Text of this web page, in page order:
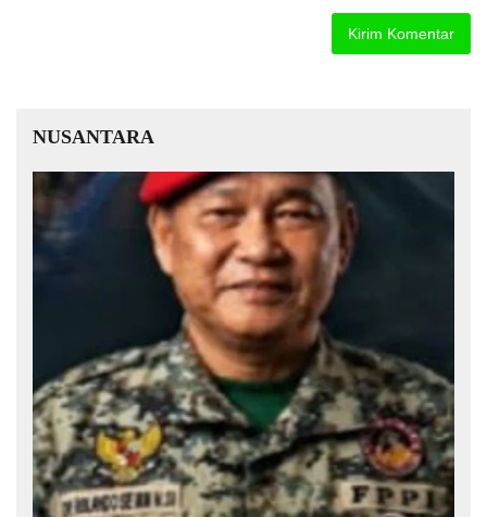
NUSANTARA